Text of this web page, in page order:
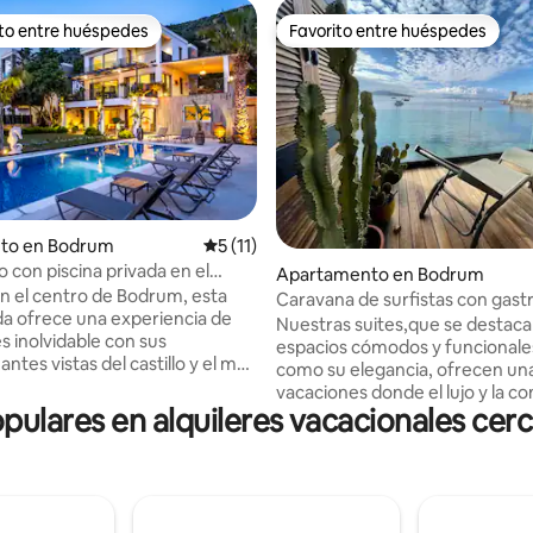
5 de 5, 40 reseñas
huéspedes preferido
entre huéspedes
en Bodrum Calificación promedio: 5 de 5, 11 reseñas
5 (11)
con piscina privada en el
el centro de Bodrum, esta
ofrece una experiencia de
inolvidable con sus
vistas del castillo y el mar.
disfrutará tanto de
como de privacidad. La villa
Favorito entre huéspedes
Favorito entre huéspedes
Apartamento en Bodrum
Caravana de surfistas con
pub y suites
Nuestras suites,que se
espacios cómodos y
como su elegancia, ofrecen
vacaciones donde el lujo y la
se combinan. Ubicadas en el
Bodrum y directamente en la
en alquileres vacacionales